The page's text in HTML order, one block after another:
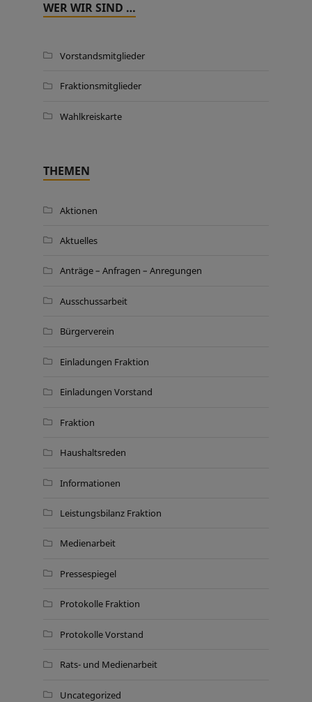
WER WIR SIND …
Vorstandsmitglieder
Fraktionsmitglieder
Wahlkreiskarte
THEMEN
Aktionen
Aktuelles
Anträge – Anfragen – Anregungen
Ausschussarbeit
Bürgerverein
Einladungen Fraktion
Einladungen Vorstand
Fraktion
Haushaltsreden
Informationen
Leistungsbilanz Fraktion
Medienarbeit
Pressespiegel
Protokolle Fraktion
Protokolle Vorstand
Rats- und Medienarbeit
Uncategorized